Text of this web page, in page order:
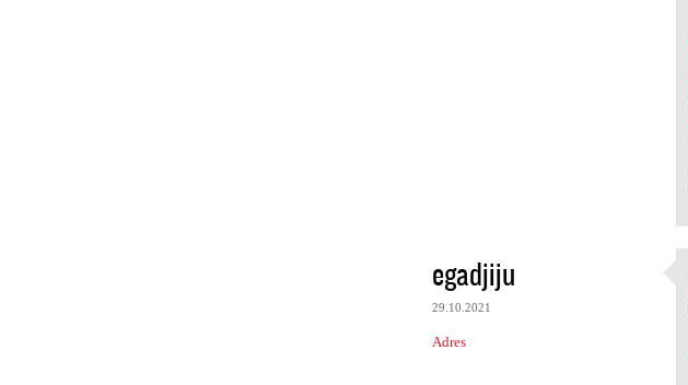
egadjiju
29.10.2021
Adres